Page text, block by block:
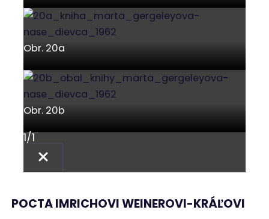
Obr. 20a
Obr. 20b
1/1
POCTA IMRICHOVI WEINEROVI-KRÁĽOVI